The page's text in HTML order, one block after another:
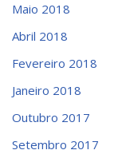
Maio 2018
Abril 2018
Fevereiro 2018
Janeiro 2018
Outubro 2017
Setembro 2017